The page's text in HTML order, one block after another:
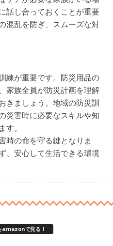
話し合っておくことが重要
混乱を防ぎ、スムーズな対
練が重要です。防災用品の
家族全員が防災計画を理解
きましょう。地域の防災訓
災害時に必要なスキルや知
。
時の命を守る鍵となりま
、安心して生活できる環境
amazonで見る！